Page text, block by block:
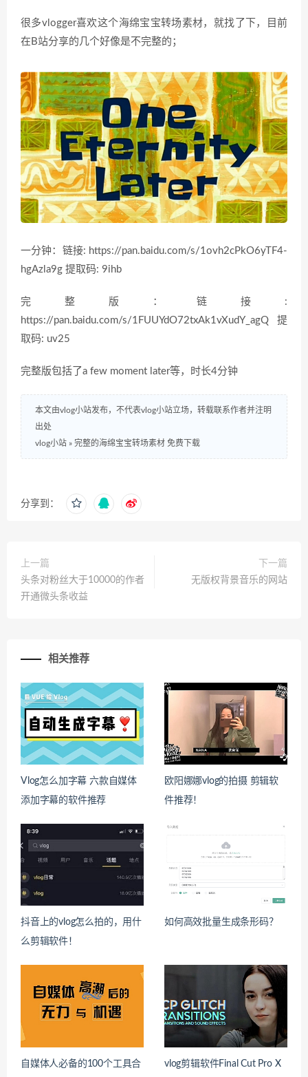
很多vlogger喜欢这个海绵宝宝转场素材，就找了下，目前
在B站分享的几个好像是不完整的；
一分钟：链接: https://pan.baidu.com/s/1ovh2cPkO6yTF4-
hgAzla9g 提取码: 9ihb
完整版：链接:
https://pan.baidu.com/s/1FUUYdO72txAk1vXudY_agQ 提
取码: uv25
完整版包括了a few moment later等，时长4分钟
本文由vlog小站发布，不代表vlog小站立场，转载联系作者并注明
出处
vlog小站 » 完整的海绵宝宝转场素材 免费下载
分享到：
上一篇
头条对粉丝大于10000的作者
开通微头条收益
下一篇
无版权背景音乐的网站
相关推荐
Vlog怎么加字幕 六款自媒体
添加字幕的软件推荐
欧阳娜娜vlog的拍摄 剪辑软
件推荐！
抖音上的vlog怎么拍的，用什
么剪辑软件！
如何高效批量生成条形码？
自媒体人必备的100个工具合 vlog剪辑软件Final Cut Pro X